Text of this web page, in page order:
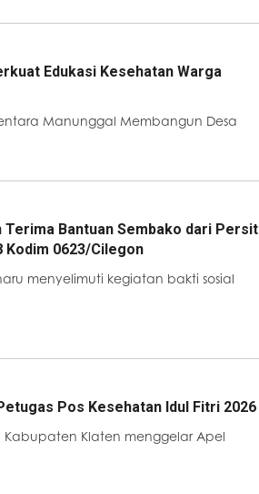
Edukasi Kesehatan Warga
Manunggal Membangun Desa
Terima Bantuan Sembako dari Persit
Kodim 0623/Cilegon
menyelimuti kegiatan bakti sosial
Pos Kesehatan Idul Fitri 2026
Kabupaten Klaten menggelar Apel